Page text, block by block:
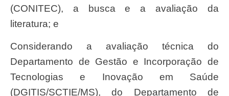
(CONITEC), a busca e a avaliação da
literatura; e
Considerando a avaliação técnica do
Departamento de Gestão e Incorporação de
Tecnologias e Inovação em Saúde
(DGITIS/SCTIE/MS), do Departamento de